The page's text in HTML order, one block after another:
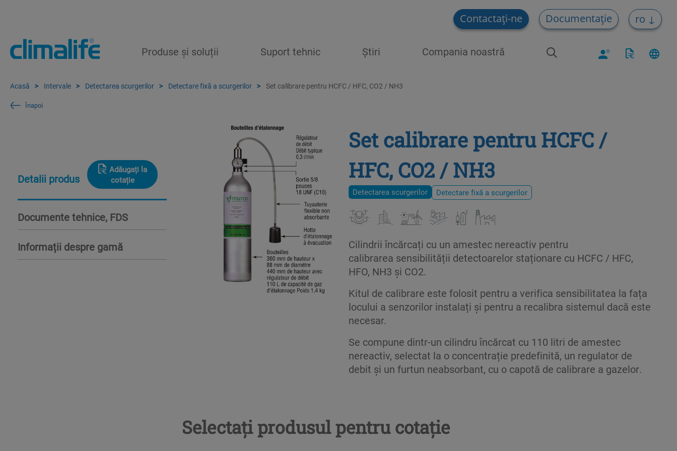
Contactați-ne Documentație ro
Produse și soluții Suport tehnic Știri Compania noastră
Acasă Intervale Detectarea scurgerilor Detectare fixă a scurgerilor Set calibrare pentru HCFC / HFC, CO2 / NH3
Înapoi
Detalii produs
Adăugați la
cotație
Documente tehnice, FDS
Informații despre gamă
Set calibrare pentru HCFC /
HFC, CO2 / NH3
Detectarea scurgerilor Detectare fixă a scurgerilor
Cilindrii încărcați cu un amestec nereactiv pentru
calibrarea sensibilității detectoarelor staționare cu HCFC / HFC,
HFO, NH3 și CO2.
Kitul de calibrare este folosit pentru a verifica sensibilitatea la fața
locului a senzorilor instalați și pentru a recalibra sistemul dacă este
necesar.
Se compune dintr-un cilindru încărcat cu 110 litri de amestec
nereactiv, selectat la o concentrație predefinită, un regulator de
debit și un furtun neabsorbant, cu o capotă de calibrare a gazelor.
Selectați produsul pentru cotație